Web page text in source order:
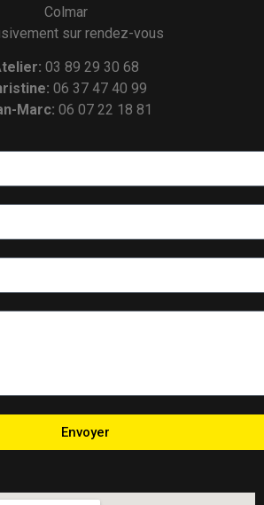
Colmar
sur rendez-vous
03 89 29 30 68
06 37 47 40 99
Marc: 06 07 22 18 81
Envoyer